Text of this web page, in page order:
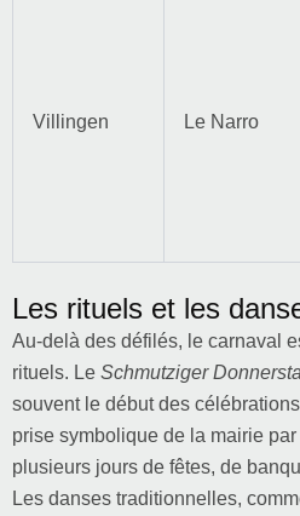
Villingen Le Narro
Les rituels et les
Au-delà des défilés, le carnaval
rituels. Le Schmutziger
souvent le début des
prise symbolique de la mairie
plusieurs jours de fêtes, de
Les danses traditionnelles,